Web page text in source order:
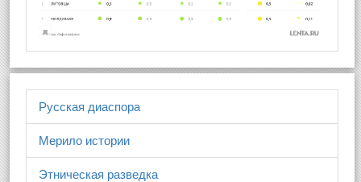
Русская диаспора
Мерило истории
Этническая разведка